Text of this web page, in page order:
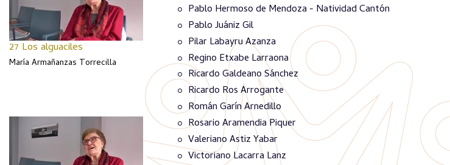
27 Los alguaciles
María Armañanzas Torrecilla
Pablo Hermoso de Mendoza - Natividad Cantón
Pablo Juániz Gil
Pilar Labayru Azanza
Regino Etxabe Larraona
Ricardo Galdeano Sánchez
Ricardo Ros Arrogante
Román Garín Arnedillo
Rosario Aramendia Piquer
Valeriano Astiz Yabar
Victoriano Lacarra Lanz